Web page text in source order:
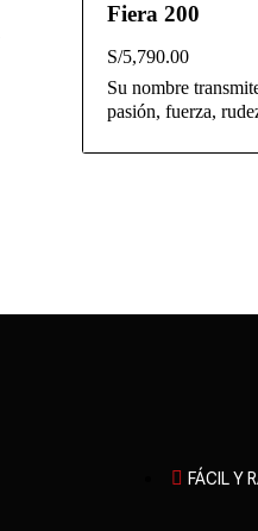
Fiera 200
S/5,790.00
Su nombre
pasión, fuerza,
FÁCIL Y